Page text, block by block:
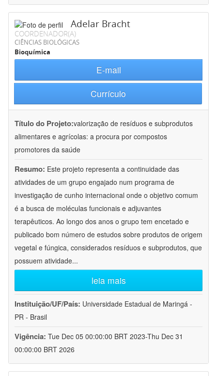
Adelar Bracht
COORDENADOR(A)
CIÊNCIAS BIOLÓGICAS
Bioquímica
E-mail
Currículo
Título do Projeto:valorização de resíduos e subprodutos
alimentares e agrícolas: a procura por compostos
promotores da saúde
Resumo: Este projeto representa a continuidade das
atividades de um grupo engajado num programa de
investigação de cunho internacional onde o objetivo comum
é a busca de moléculas funcionais e adjuvantes
terapêuticos. Ao longo dos anos o grupo tem encetado e
publicado bom número de estudos sobre produtos de origem
vegetal e fúngica, considerados resíduos e subprodutos, que
possuem atividade...
leia mais
Instituição/UF/País: Universidade Estadual de Maringá -
PR - Brasil
Vigência: Tue Dec 05 00:00:00 BRT 2023-Thu Dec 31
00:00:00 BRT 2026